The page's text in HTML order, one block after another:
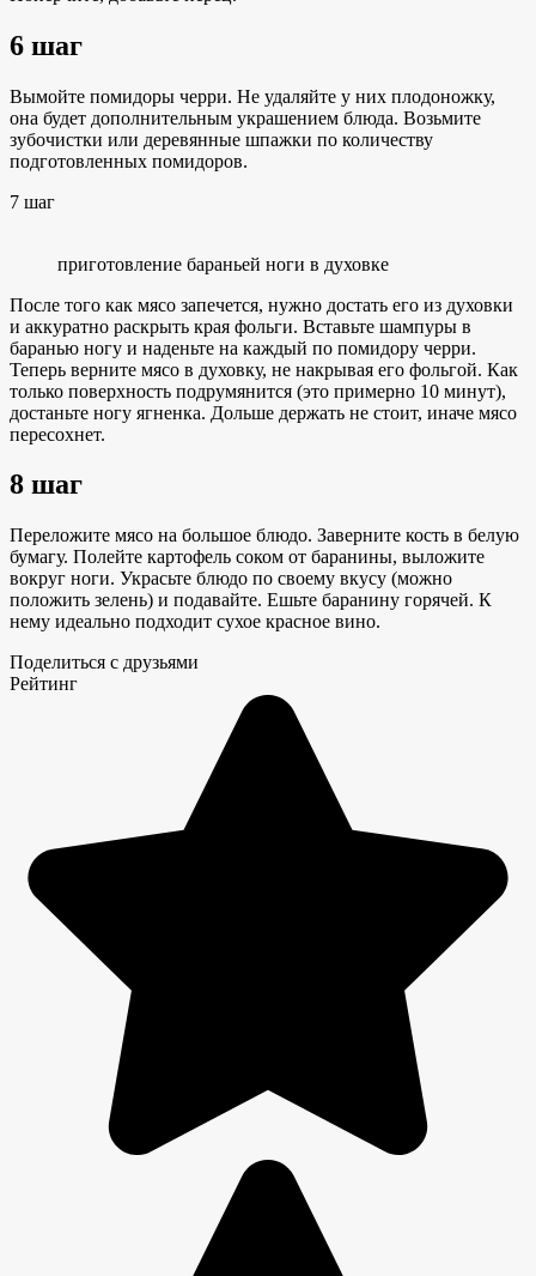
6 шаг
Вымойте помидоры черри. Не удаляйте у них плодоножку,
она будет дополнительным украшением блюда. Возьмите
зубочистки или деревянные шпажки по количеству
подготовленных помидоров.
7 шаг
приготовление бараньей ноги в духовке
После того как мясо запечется, нужно достать его из духовки
и аккуратно раскрыть края фольги. Вставьте шампуры в
баранью ногу и наденьте на каждый по помидору черри.
Теперь верните мясо в духовку, не накрывая его фольгой. Как
только поверхность подрумянится (это примерно 10 минут),
достаньте ногу ягненка. Дольше держать не стоит, иначе мясо
пересохнет.
8 шаг
Переложите мясо на большое блюдо. Заверните кость в белую
бумагу. Полейте картофель соком от баранины, выложите
вокруг ноги. Украсьте блюдо по своему вкусу (можно
положить зелень) и подавайте. Ешьте баранину горячей. К
нему идеально подходит сухое красное вино.
Поделиться с друзьями
Рейтинг